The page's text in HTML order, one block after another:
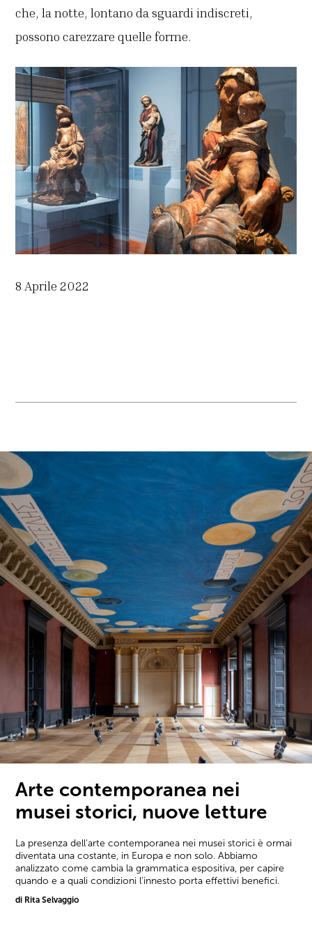
che, la notte, lontano da sguardi indiscreti,
possono carezzare quelle forme.
8 Aprile 2022
Arte contemporanea nei
musei storici, nuove letture
La presenza dell'arte contemporanea nei musei storici è ormai
diventata una costante, in Europa e non solo. Abbiamo
analizzato come cambia la grammatica espositiva, per capire
quando e a quali condizioni l'innesto porta effettivi benefici.
di Rita Selvaggio